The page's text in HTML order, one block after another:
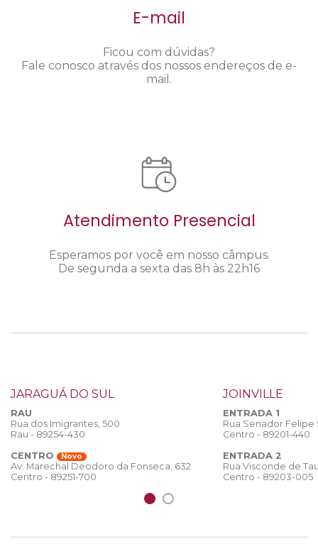
E-mail
Ficou com dúvidas?
Fale conosco através dos nossos endereços de e-
mail.
Atendimento Presencial
Esperamos por você em nosso câmpus.
De segunda a sexta das 8h às 22h16
JARAGUÁ DO SUL
RAU
Rua dos Imigrantes, 500
Rau - 89254-430
CENTRO
Novo
Av. Marechal Deodoro da Fonseca, 632
Centro - 89251-700
JOINVILLE
ENTRADA 1
Rua Senador
Centro - 89201-440
ENTRADA 2
Rua Visconde de
Centro - 89203-005